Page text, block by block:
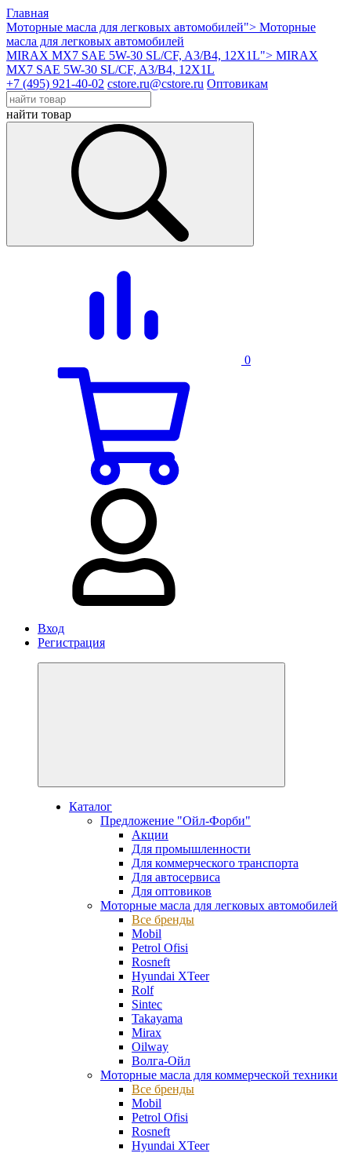
Главная
Моторные масла для легковых автомобилей"> Моторные
масла для легковых автомобилей
MIRAX MX7 SAE 5W-30 SL/CF, A3/B4, 12X1L"> MIRAX
MX7 SAE 5W-30 SL/CF, A3/B4, 12X1L
+7 (495) 921-40-02 cstore.ru@cstore.ru Оптовикам
найти товар
0
Вход
Регистрация
Каталог
Предложение "Ойл-Форби"
Акции
Для промышленности
Для коммерческого транспорта
Для автосервиса
Для оптовиков
Моторные масла для легковых автомобилей
Все бренды
Mobil
Petrol Ofisi
Rosneft
Hyundai XTeer
Rolf
Sintec
Takayama
Mirax
Oilway
Волга-Ойл
Моторные масла для коммерческой техники
Все бренды
Mobil
Petrol Ofisi
Rosneft
Hyundai XTeer